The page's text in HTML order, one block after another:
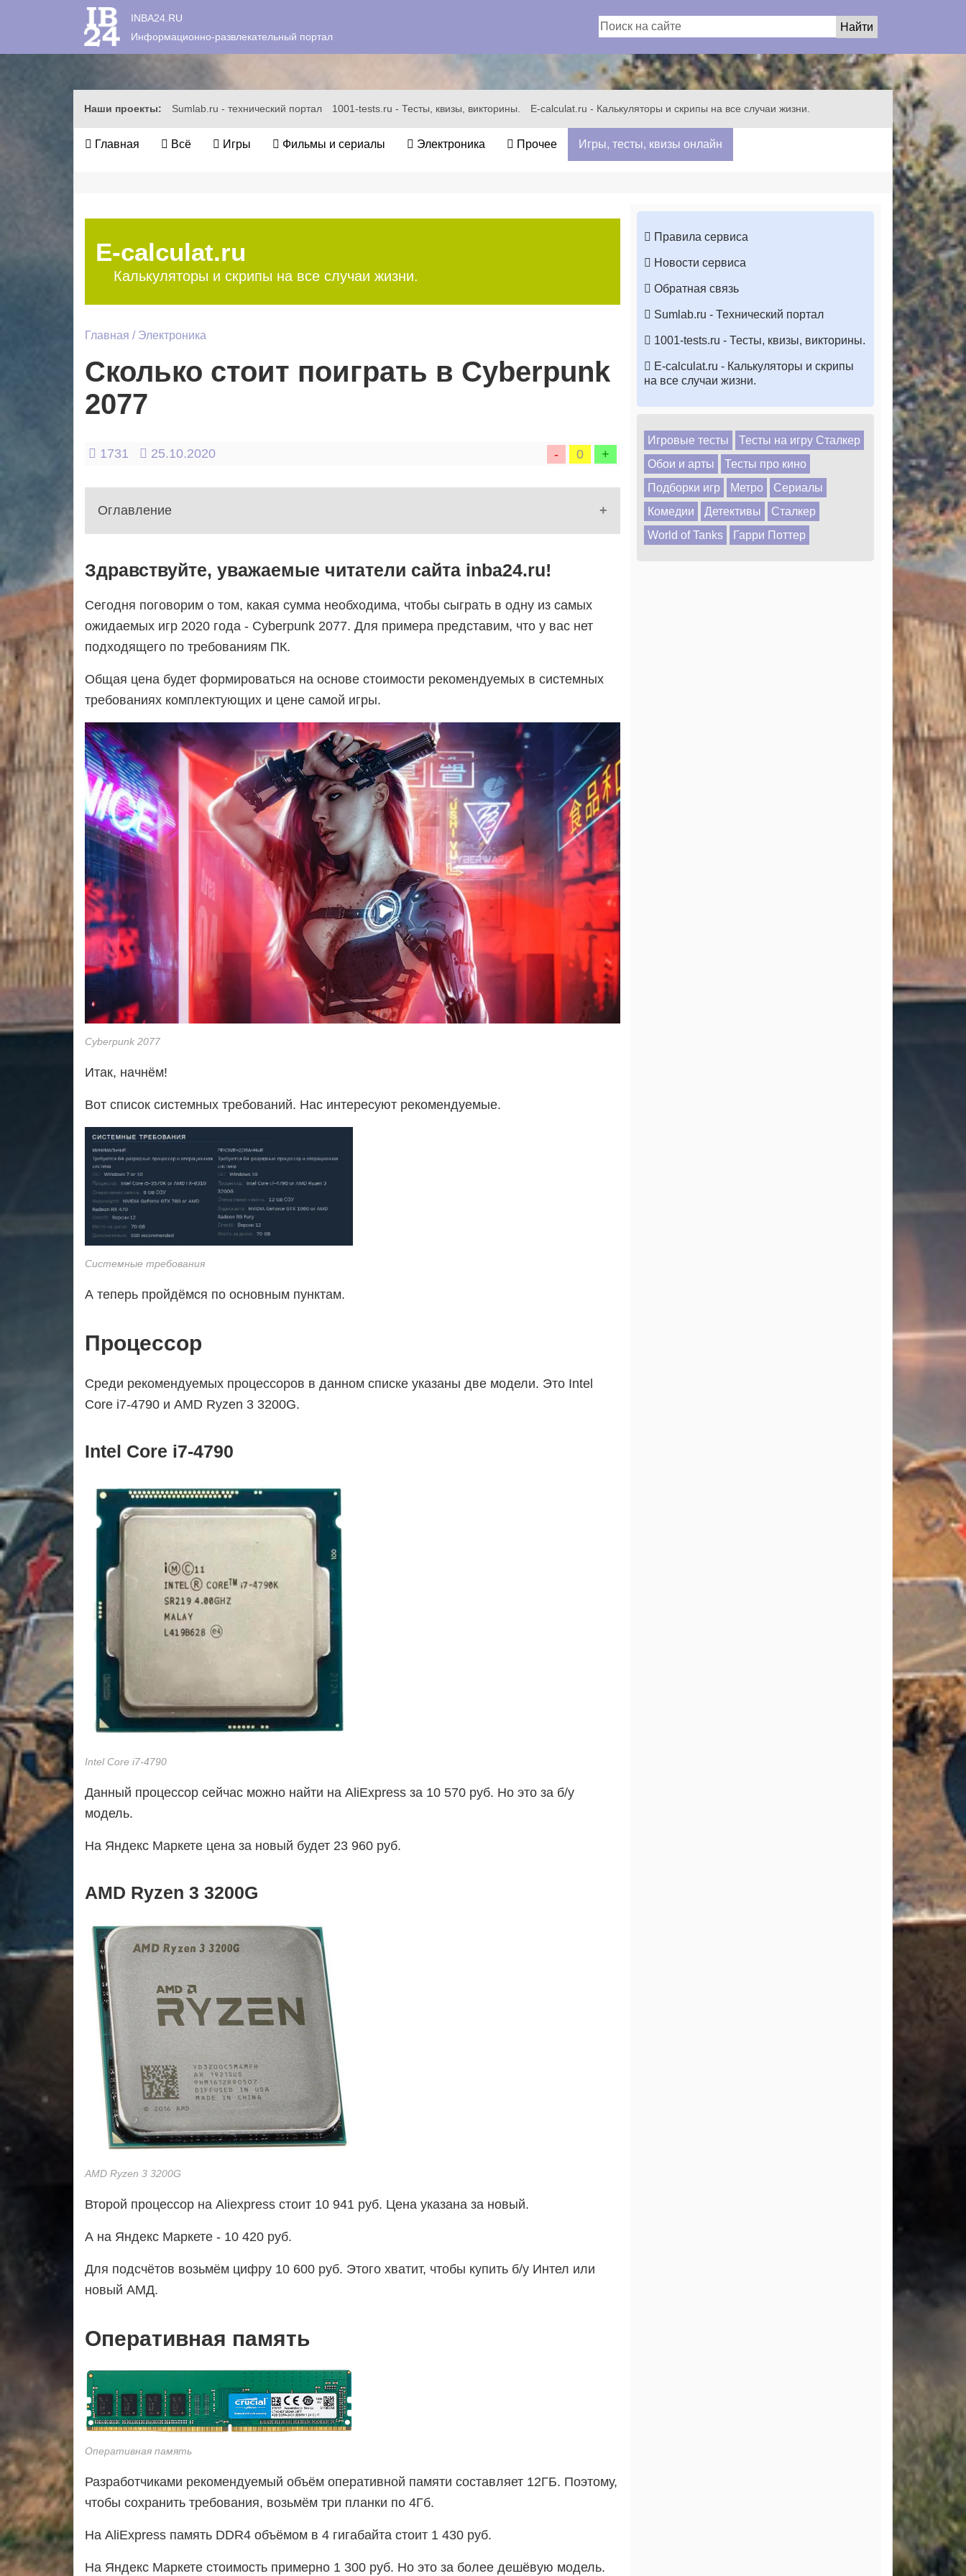
INBA24.RU
Информационно-развлекательный портал
Наши проекты: Sumlab.ru - технический портал 1001-tests.ru - Тесты, квизы, викторины. E-calculat.ru - Калькуляторы и скрипы на все случаи жизни.
Главная Всё Игры Фильмы и сериалы Электроника Прочее Игры, тесты, квизы онлайн
E-calculat.ru
Калькуляторы и скрипы на все случаи жизни.
Главная / Электроника
Сколько стоит поиграть в Cyberpunk
2077
1731 25.10.2020 - 0 +
Оглавление
2. Системные требования
4. Оперативная память
5. Видеокарта
6. Стоимость игры
7. Итого
8. Поделиться статьёй
10. Рекомендуемые статьи
Здравствуйте, уважаемые читатели сайта inba24.ru!
Сегодня поговорим о том, какая сумма необходима, чтобы сыграть в одну из самых
ожидаемых игр 2020 года - Cyberpunk 2077. Для примера представим, что у вас нет
подходящего по требованиям ПК.
Общая цена будет формироваться на основе стоимости рекомендуемых в системных
требованиях комплектующих и цене самой игры.
Cyberpunk 2077
Итак, начнём!
Вот список системных требований. Нас интересуют рекомендуемые.
Системные требования
А теперь пройдёмся по основным пунктам.
Процессор
Среди рекомендуемых процессоров в данном списке указаны две модели. Это Intel
Core i7-4790 и AMD Ryzen 3 3200G.
Intel Core i7-4790
Intel Core i7-4790
Данный процессор сейчас можно найти на AliExpress за 10 570 руб. Но это за б/у
модель.
На Яндекс Маркете цена за новый будет 23 960 руб.
AMD Ryzen 3 3200G
AMD Ryzen 3 3200G
Второй процессор на Aliexpress стоит 10 941 руб. Цена указана за новый.
А на Яндекс Маркете - 10 420 руб.
Для подсчётов возьмём цифру 10 600 руб. Этого хватит, чтобы купить б/у Интел или
новый АМД.
Оперативная память
Оперативная память
Разработчиками рекомендуемый объём оперативной памяти составляет 12ГБ. Поэтому,
чтобы сохранить требования, возьмём три планки по 4Гб.
На AliExpress память DDR4 объёмом в 4 гигабайта стоит 1 430 руб.
На Яндекс Маркете стоимость примерно 1 300 руб. Но это за более дешёвую модель.
Правила сервиса
Новости сервиса
Обратная связь
Sumlab.ru - Технический портал
1001-tests.ru - Тесты, квизы, викторины.
E-calculat.ru - Калькуляторы и скрипы
на все случаи жизни.
Игровые тесты
Тесты на игру Сталкер
Обои и арты
Тесты про кино
Подборки игр
Метро
Сериалы
Комедии
Детективы
Сталкер
World of Tanks
Гарри Поттер